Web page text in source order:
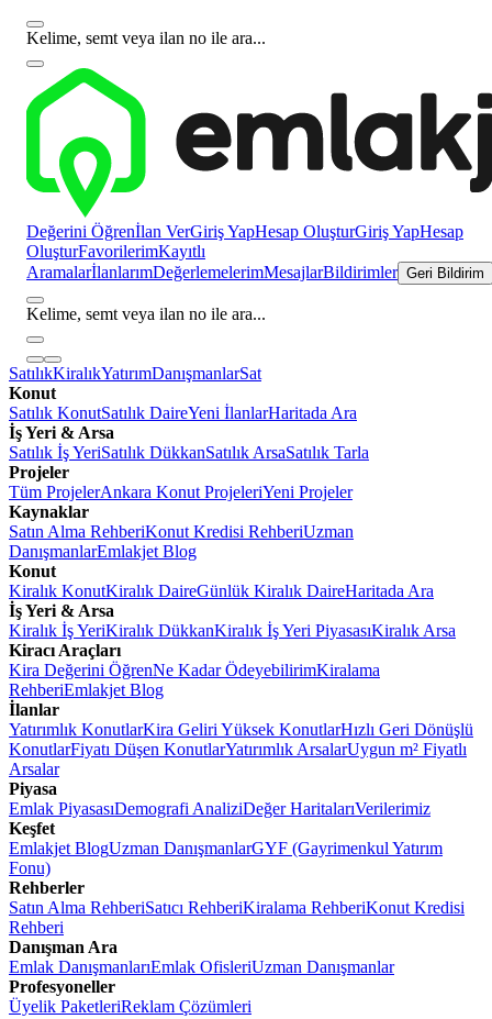
Kelime, semt veya ilan no ile ara...
Değerini Öğrenİlan VerGiriş YapHesap OluşturGiriş YapHesap
OluşturFavorilerimKayıtlı
AramalarİlanlarımDeğerlemelerimMesajlarBildirimler Geri Bildirim
Kelime, semt veya ilan no ile ara...
SatılıkKiralıkYatırımDanışmanlarSat
Konut
Satılık KonutSatılık DaireYeni İlanlarHaritada Ara
İş Yeri & Arsa
Satılık İş YeriSatılık DükkanSatılık ArsaSatılık Tarla
Projeler
Tüm ProjelerAnkara Konut ProjeleriYeni Projeler
Kaynaklar
Satın Alma RehberiKonut Kredisi RehberiUzman
DanışmanlarEmlakjet Blog
Konut
Kiralık KonutKiralık DaireGünlük Kiralık DaireHaritada Ara
İş Yeri & Arsa
Kiralık İş YeriKiralık DükkanKiralık İş Yeri PiyasasıKiralık Arsa
Kiracı Araçları
Kira Değerini ÖğrenNe Kadar ÖdeyebilirimKiralama
RehberiEmlakjet Blog
İlanlar
Yatırımlık KonutlarKira Geliri Yüksek KonutlarHızlı Geri Dönüşlü
KonutlarFiyatı Düşen KonutlarYatırımlık ArsalarUygun m² Fiyatlı
Arsalar
Piyasa
Emlak PiyasasıDemografi AnaliziDeğer HaritalarıVerilerimiz
Keşfet
Emlakjet BlogUzman DanışmanlarGYF (Gayrimenkul Yatırım
Fonu)
Rehberler
Satın Alma RehberiSatıcı RehberiKiralama RehberiKonut Kredisi
Rehberi
Danışman Ara
Emlak DanışmanlarıEmlak OfisleriUzman Danışmanlar
Profesyoneller
Üyelik PaketleriReklam Çözümleri